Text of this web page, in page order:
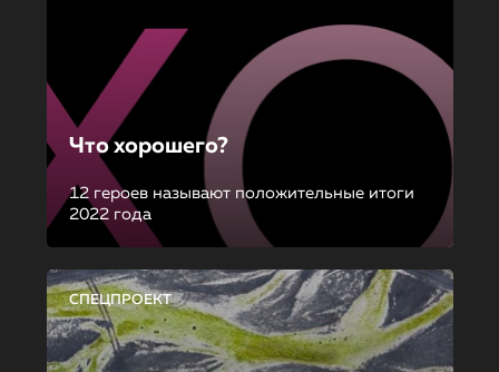
Что хорошего?
12 героев называют положительные итоги
2022 года
СПЕЦПРОЕКТ